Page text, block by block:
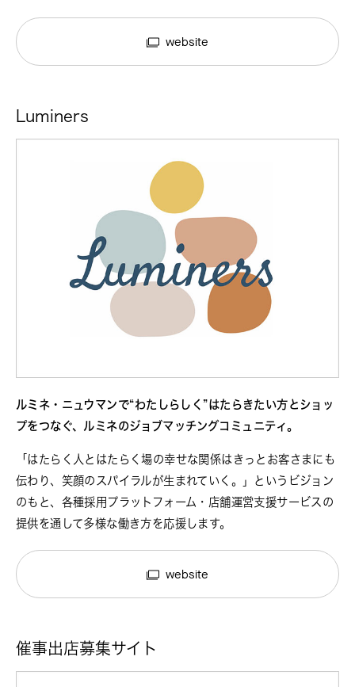
website
Luminers
ルミネ・ニュウマンで“わたしらしく”はたらきたい方とショッ
プをつなぐ、ルミネのジョブマッチングコミュニティ。
「はたらく人とはたらく場の幸せな関係はきっとお客さまにも
伝わり、笑顔のスパイラルが生まれていく。」というビジョン
のもと、各種採用プラットフォーム・店舗運営支援サービスの
提供を通して多様な働き方を応援します。
website
催事出店募集サイト